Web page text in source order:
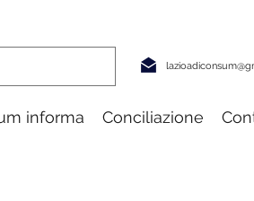
informa Conciliazione